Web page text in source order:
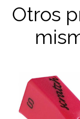
Otros